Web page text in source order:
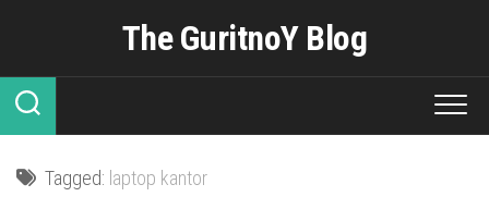
The GuritnoY Blog
Tagged: laptop kantor